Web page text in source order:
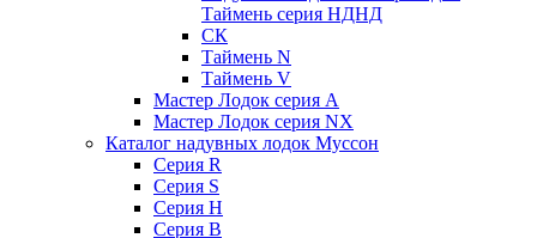
Таймень серия НДНД
СК
Таймень N
Таймень V
Мастер Лодок серия А
Мастер Лодок серия NX
Каталог надувных лодок Муссон
Серия R
Серия S
Серия H
Серия B